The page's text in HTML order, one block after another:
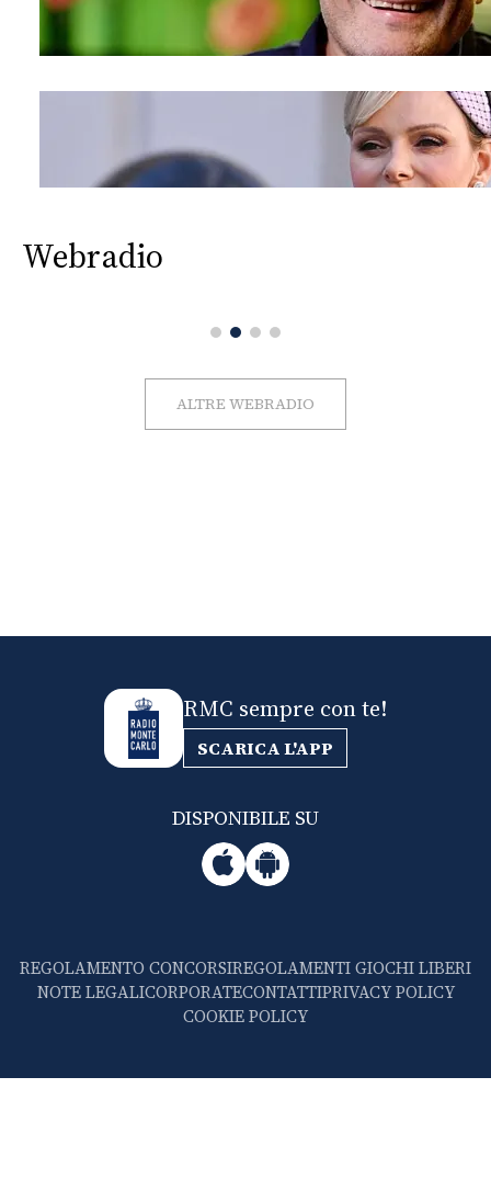
Webradio
ALTRE WEBRADIO
RMC sempre con te!
SCARICA L'APP
DISPONIBILE SU
REGOLAMENTO CONCORSIREGOLAMENTI GIOCHI LIBERI
NOTE LEGALICORPORATECONTATTIPRIVACY POLICY
COOKIE POLICY